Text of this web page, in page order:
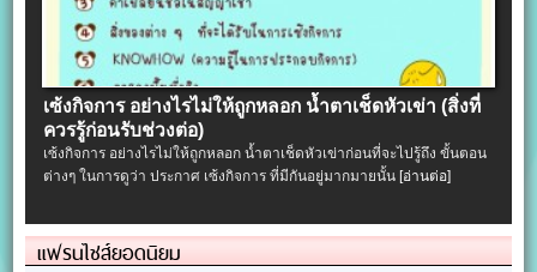
เซ้งกิจการ อย่างไรไม่ให้ถูกหลอก น้ำตาเช็ดหัวเข่า (สิ่งที่
ควรรู้ก่อนรับช่วงต่อ)
เซ้งกิจการ อย่างไรไม่ให้ถูกหลอก น้ำตาเช็ดหัวเข่าก่อนที่จะไปรู้ถึง ขั้นตอน
ต่างๆ ในการดูว่า ประกาศ เซ้งกิจการ ที่มีกันอยู่มากมายนั้น [อ่านต่อ]
แฟรนไชส์ยอดนิยม